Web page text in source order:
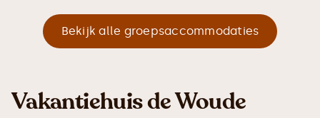
Bekijk alle groepsaccommodaties
Vakantiehuis de Woude